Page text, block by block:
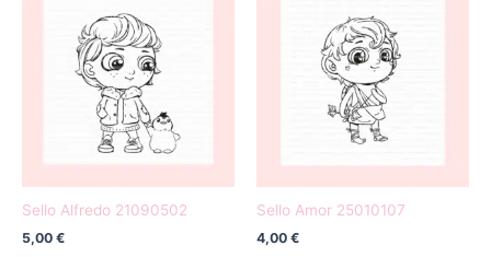
Sello Alfredo 21090502
5,00 €
Sello Amor 25010107
4,00 €